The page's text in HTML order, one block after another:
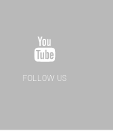
FOLLOW US